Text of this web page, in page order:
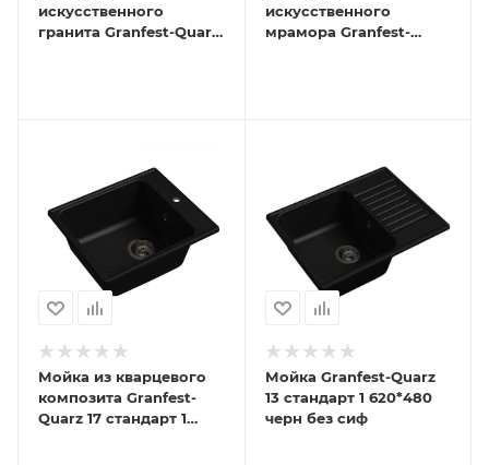
искусственного
гранита Granfest-Quarz
искусственного
мрамора Granfest-
Мойка из кварцевого
композита Granfest-
Quarz 17 стандарт 1
Мойка Granfest-Quarz
13 стандарт 1 620*480
черн без сиф